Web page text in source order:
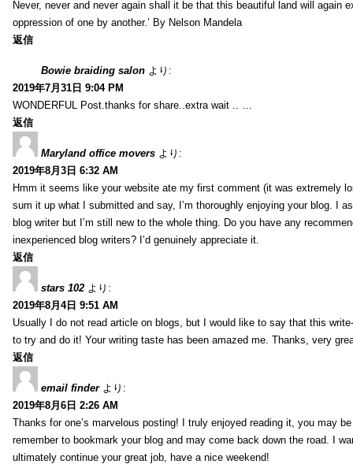
Never, never and never again shall it be that this beautiful land will again
oppression of one by another.’ By Nelson Mandela
返信
Bowie braiding salon より:
2019年7月31日 9:04 PM
WONDERFUL Post.thanks for share..extra wait .. …
返信
Maryland office movers より:
2019年8月3日 6:32 AM
Hmm it seems like your website ate my first comment (it was extremely
sum it up what I submitted and say, I’m thoroughly enjoying your blog. I
blog writer but I’m still new to the whole thing. Do you have any
inexperienced blog writers? I’d genuinely appreciate it.
返信
stars 102 より:
2019年8月4日 9:51 AM
Usually I do not read article on blogs, but I would like to say that this
to try and do it! Your writing taste has been amazed me. Thanks, very
返信
email finder より:
2019年8月6日 2:26 AM
Thanks for one’s marvelous posting! I truly enjoyed reading it, you may
remember to bookmark your blog and may come back down the road. I
ultimately continue your great job, have a nice weekend!